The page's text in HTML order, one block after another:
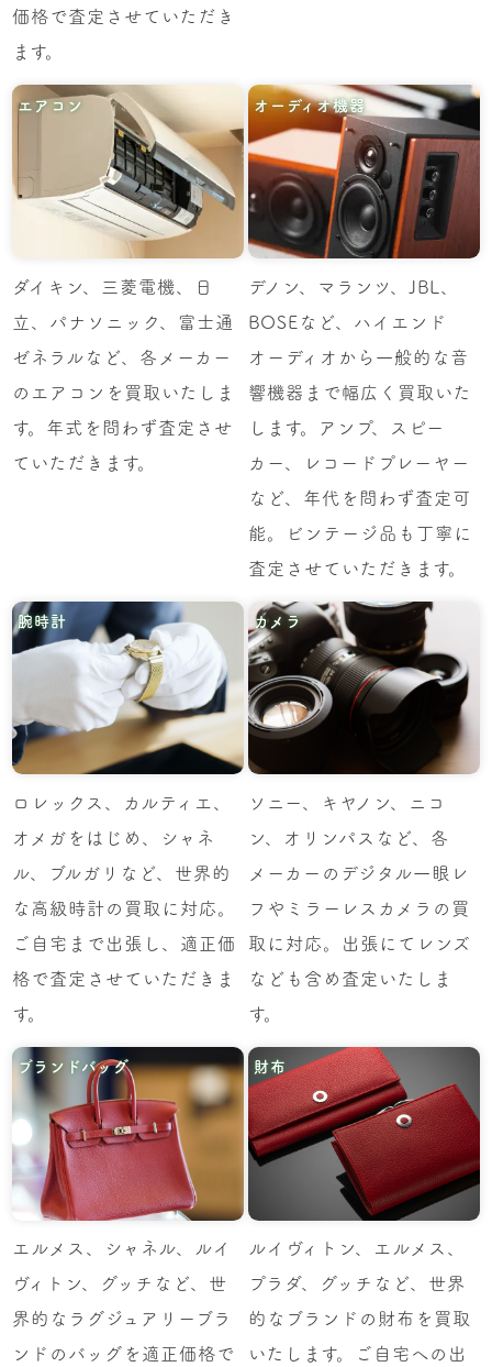
価格で査定させていただき
ます。
エアコン
ダイキン、三菱電機、日
立、パナソニック、富士通
ゼネラルなど、各メーカー
のエアコンを買取いたしま
す。年式を問わず査定させ
ていただきます。
オーディオ機器
デノン、マランツ、JBL、
BOSEなど、ハイエンド
オーディオから一般的な音
響機器まで幅広く買取いた
します。アンプ、スピー
カー、レコードプレーヤー
など、年代を問わず査定可
能。ビンテージ品も丁寧に
査定させていただきます。
腕時計
ロレックス、カルティエ、
オメガをはじめ、シャネ
ル、ブルガリなど、世界的
な高級時計の買取に対応。
ご自宅まで出張し、適正価
格で査定させていただきま
す。
カメラ
ソニー、キヤノン、ニコ
ン、オリンパスなど、各
メーカーのデジタル一眼レ
フやミラーレスカメラの買
取に対応。出張にてレンズ
なども含め査定いたしま
す。
ブランドバッグ
エルメス、シャネル、ルイ
ヴィトン、グッチなど、世
界的なラグジュアリーブラ
ンドのバッグを適正価格で
財布
ルイヴィトン、エルメス、
プラダ、グッチなど、世界
的なブランドの財布を買取
いたします。ご自宅への出